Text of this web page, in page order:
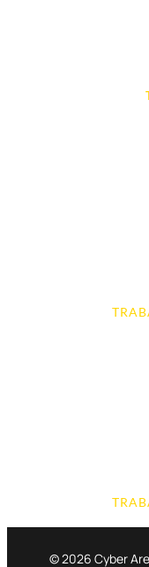
© 2026 Cyber